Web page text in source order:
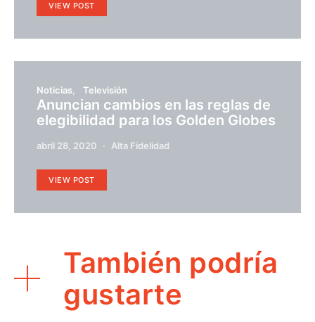
VIEW POST
Noticias Televisión
Anuncian cambios en las reglas de
elegibilidad para los Golden Globes
abril 28, 2020 Alta Fidelidad
VIEW POST
También podría
gustarte